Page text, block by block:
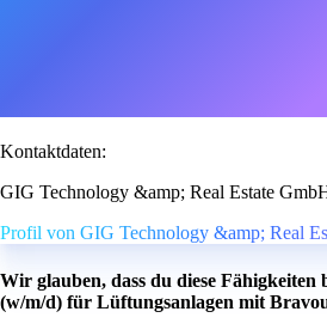
Kontaktdaten:
GIG Technology &amp; Real Estate
Profil von GIG Technology &amp; Real
Wir glauben, dass du diese
(w/m/d) für Lüftungsanlagen mit